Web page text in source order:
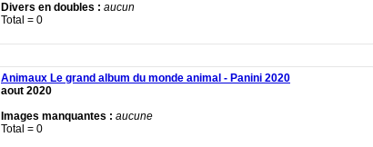
Divers en doubles : aucun
Total = 0
Animaux Le grand album du monde animal - Panini 2020
aout 2020
Images manquantes : aucune
Total = 0